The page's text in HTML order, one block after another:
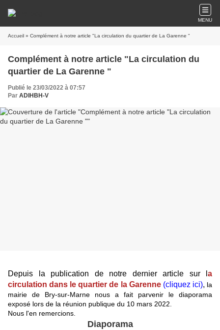
MENU
Accueil » Complément à notre article "La circulation du quartier de La Garenne "
Complément à notre article "La circulation du
quartier de La Garenne "
Publié le 23/03/2022 à 07:57
Par ADIHBH-V
Depuis la publication de notre dernier article sur l a
circulation dans le quartier de la Garenne (cliquez ici), la
mairie de Bry-sur-Marne nous a fait parvenir le diaporama
exposé lors de la réunion publique du 10 mars 2022.
Nous l'en remercions.
Diaporama